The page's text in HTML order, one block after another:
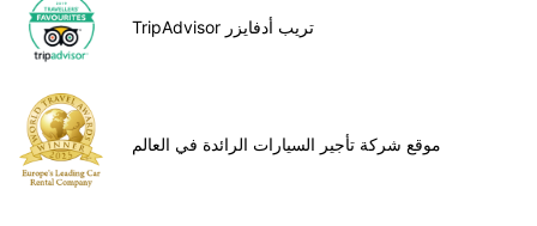
TripAdvisor تريب أدفايزر
موقع شركة تأجير السيارات الرائدة في العالم